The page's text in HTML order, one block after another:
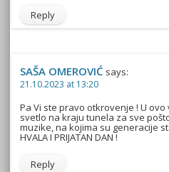
Reply
SAŠA OMEROVIĆ says:
21.10.2023 at 13:20
Pa Vi ste pravo otkrovenje ! U ovo
svetlo na kraju tunela za sve
muzike, na kojima su generacije
HVALA I PRIJATAN DAN !
Reply